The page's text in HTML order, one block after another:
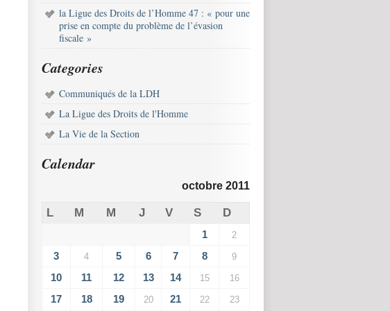
la Ligue des Droits de l’Homme 47 : « pour une
prise en compte du problème de l’évasion
fiscale »
Categories
Communiqués de la LDH
La Ligue des Droits de l'Homme
La Vie de la Section
Calendar
octobre 2011
L M M J V S D
1 2
3 4 5 6 7 8 9
10 11 12 13 14 15 16
17 18 19 20 21 22 23